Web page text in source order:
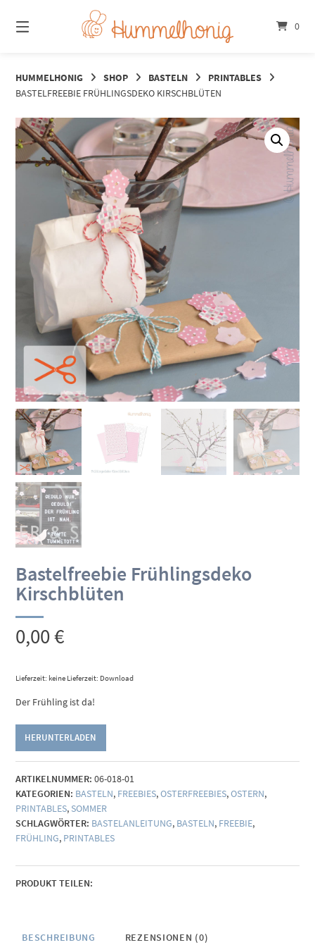
zum
Inhalt
0
HUMMELHONIG SHOP BASTELN
PRINTABLES
BASTELFREEBIE FRÜHLINGSDEKO KIRSCHBLÜTEN
Bastelfreebie Frühlingsdeko
Kirschblüten
0,00€
Lieferzeit: keine Lieferzeit: Download
Der Frühling ist da!
HERUNTERLADEN
ARTIKELNUMMER: 06-018-01
KATEGORIEN: BASTELN, FREEBIES,OSTERFREEBIES,OSTERN,
PRINTABLES, SOMMER
SCHLAGWÖRTER: BASTELANLEITUNG, BASTELN, FREEBIE,
FRÜHLING, PRINTABLES
PRODUKT TEILEN:
BESCHREIBUNG REZENSIONEN (0)